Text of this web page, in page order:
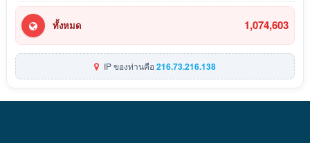
ทั้งหมด 1,074,603
IP ของท่านคือ216.73.216.138